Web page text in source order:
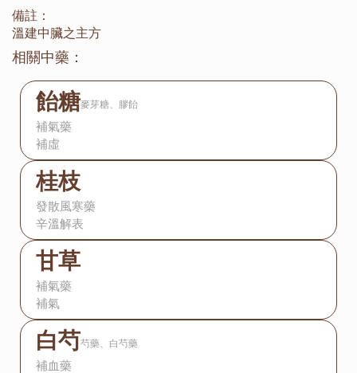
備註：
溫建中臟之主方
相關中藥：
飴糖麥芽糖、膠飴
補氣藥
補虛
桂枝
發散風寒藥
辛溫解表
甘草
補氣藥
補氣
白芍芍藥、白芍藥
補血藥